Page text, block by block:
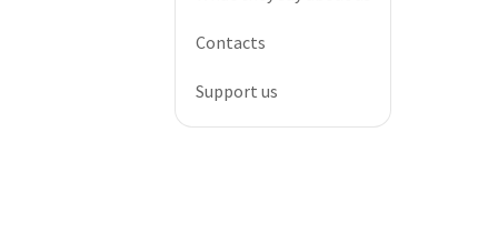
Contacts
Support us